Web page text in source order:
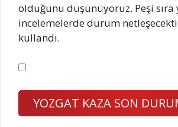
olduğunu düşünüyoruz. Peşi sıra
incelemelerde durum
kullandı.
YOZGAT KAZA SON